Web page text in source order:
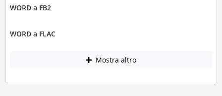
WORD a FB2
WORD a FLAC
Mostra altro